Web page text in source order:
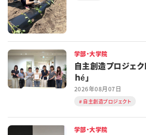
学部・大学院
自主創造プロジェク
ｈé」
2026年08月07日
自主創造プロジェクト
学部・大学院